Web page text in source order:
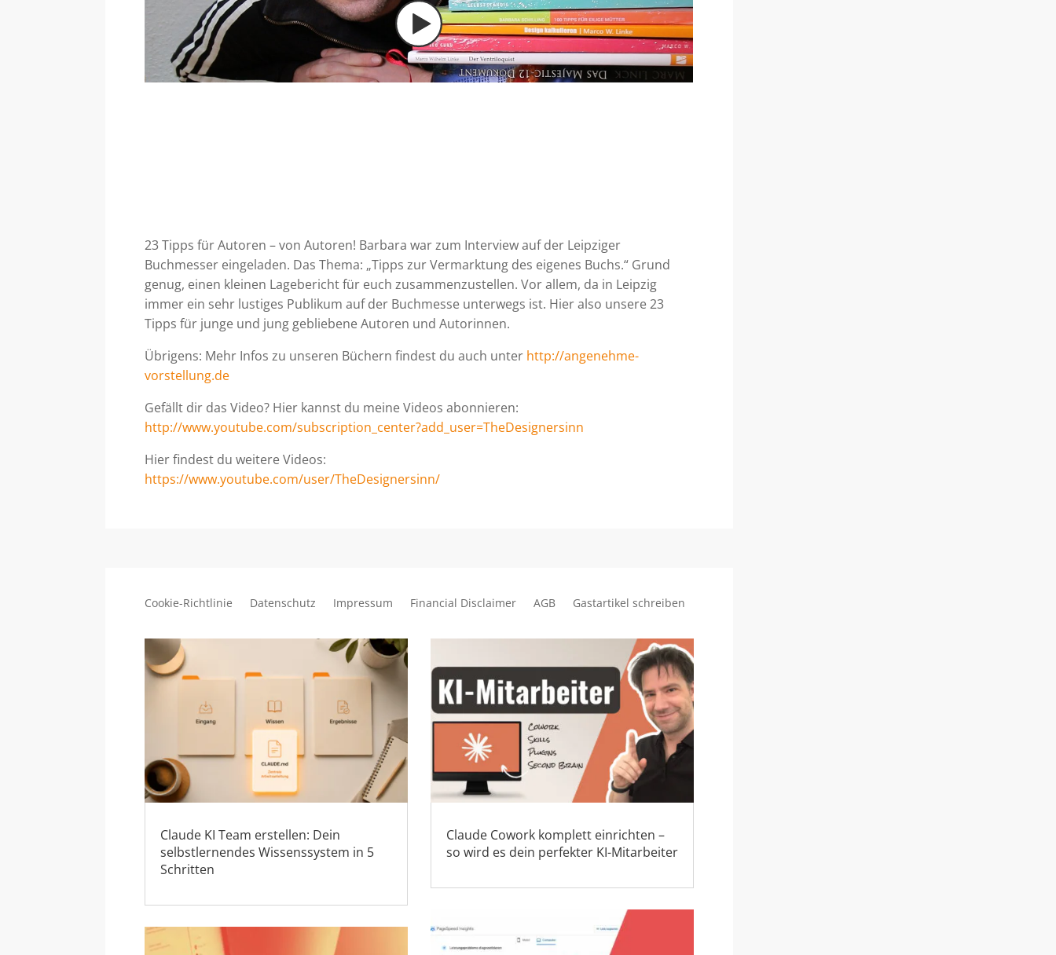
23 Tipps für Autoren – von Autoren! Barbara war zum Interview auf der Leipziger
Buchmesser eingeladen. Das Thema: „Tipps zur Vermarktung des eigenes Buchs.“ Grund
genug, einen kleinen Lagebericht für euch zusammenzustellen. Vor allem, da in Leipzig
immer ein sehr lustiges Publikum auf der Buchmesse unterwegs ist. Hier also unsere 23
Tipps für junge und jung gebliebene Autoren und Autorinnen.
Übrigens: Mehr Infos zu unseren Büchern findest du auch unter http://angenehme-
vorstellung.de
Gefällt dir das Video? Hier kannst du meine Videos abonnieren:
http://www.youtube.com/subscription_center?add_user=TheDesignersinn
Hier findest du weitere Videos:
https://www.youtube.com/user/TheDesignersinn/
Cookie-Richtlinie Datenschutz Impressum Financial Disclaimer AGB Gastartikel schreiben
Claude KI Team erstellen: Dein
selbstlernendes Wissenssystem in 5
Schritten
Claude Cowork komplett einrichten –
so wird es dein perfekter KI-Mitarbeiter